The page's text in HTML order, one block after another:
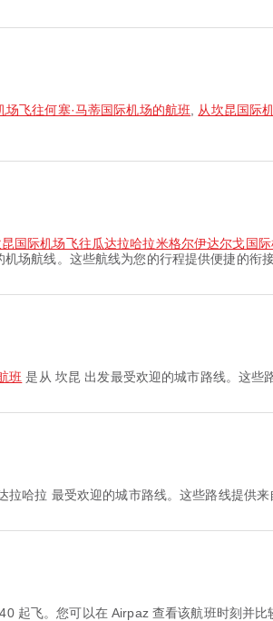
场飞往何塞·马蒂国际机场的航班 从坎昆国际
昆国际机场飞往瓜达拉哈拉米格尔伊达尔戈国
场航线。这些航线为您的行程提供便捷的衔接
班 是从 坎昆 出发最受欢迎的城市路线。这些
拉哈拉 最受欢迎的城市路线。这些路线提供来
起飞。您可以在 Airpaz 查看该航班时刻并比